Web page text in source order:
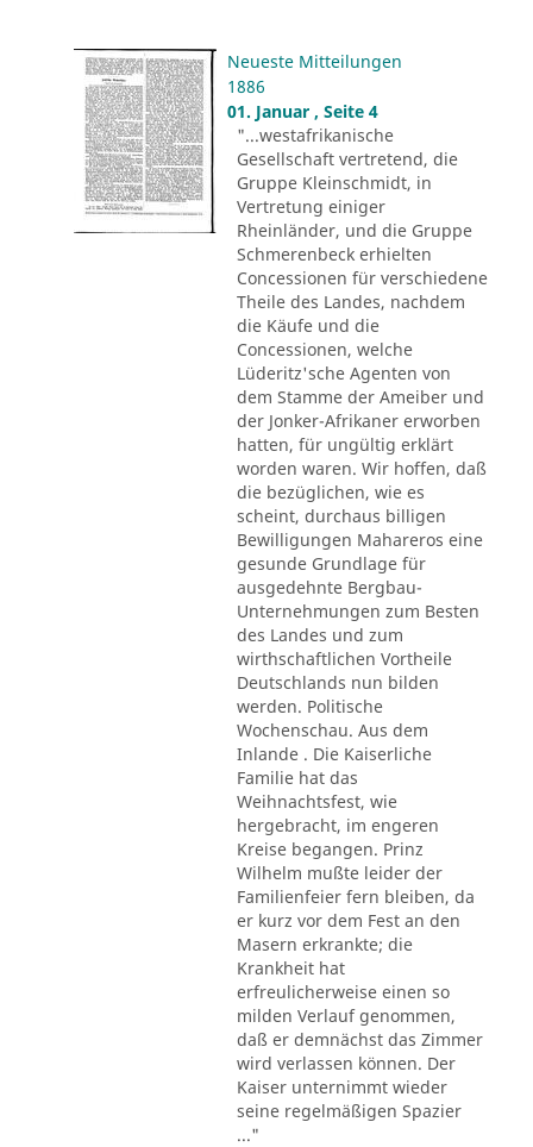
Neueste Mitteilungen
1886
01. Januar , Seite 4
"...westafrikanische
Gesellschaft vertretend, die
Gruppe Kleinschmidt, in
Vertretung einiger
Rheinländer, und die Gruppe
Schmerenbeck erhielten
Concessionen für verschiedene
Theile des Landes, nachdem
die Käufe und die
Concessionen, welche
Lüderitz'sche Agenten von
dem Stamme der Ameiber und
der Jonker-Afrikaner erworben
hatten, für ungültig erklärt
worden waren. Wir hoffen, daß
die bezüglichen, wie es
scheint, durchaus billigen
Bewilligungen Mahareros eine
gesunde Grundlage für
ausgedehnte Bergbau-
Unternehmungen zum Besten
des Landes und zum
wirthschaftlichen Vortheile
Deutschlands nun bilden
werden. Politische
Wochenschau. Aus dem
Inlande . Die Kaiserliche
Familie hat das
Weihnachtsfest, wie
hergebracht, im engeren
Kreise begangen. Prinz
Wilhelm mußte leider der
Familienfeier fern bleiben, da
er kurz vor dem Fest an den
Masern erkrankte; die
Krankheit hat
erfreulicherweise einen so
milden Verlauf genommen,
daß er demnächst das Zimmer
wird verlassen können. Der
Kaiser unternimmt wieder
seine regelmäßigen Spazier
..."